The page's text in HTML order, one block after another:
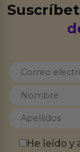
He leído y